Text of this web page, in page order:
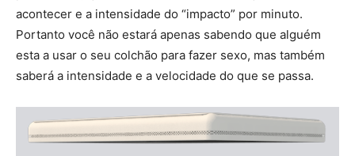
acontecer e a intensidade do “impacto” por minuto.
Portanto você não estará apenas sabendo que alguém
esta a usar o seu colchão para fazer sexo, mas também
saberá a intensidade e a velocidade do que se passa.